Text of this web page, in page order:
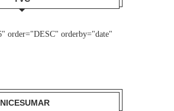
order="DESC" orderby="date"